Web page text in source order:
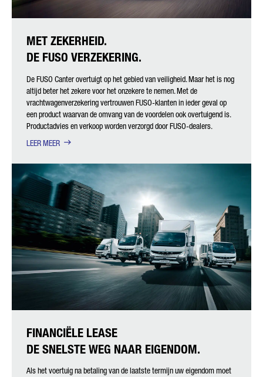
MET ZEKERHEID.
DE FUSO VERZEKERING.
De FUSO Canter overtuigt op het gebied van veiligheid. Maar het is nog
altijd beter het zekere voor het onzekere te nemen. Met de
vrachtwagenverzekering vertrouwen FUSO-klanten in ieder geval op
een product waarvan de omvang van de voordelen ook overtuigend is.
Productadvies en verkoop worden verzorgd door FUSO-dealers.
LEER MEER
FINANCIËLE LEASE
DE SNELSTE WEG NAAR EIGENDOM.
Als het voertuig na betaling van de laatste termijn uw eigendom moet